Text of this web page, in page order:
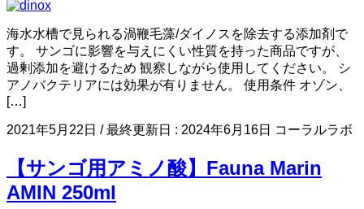
海水水槽で見られる渦鞭毛藻/ダイノスを除去する添加剤で
す。 サンゴに影響を与えにくい性質を持った商品ですが、
過剰添加を避けるため 観察しながら使用してください。 シ
アノバクテリアには効果が有りません。 使用条件 オゾン、
[…]
2021年5月22日 / 最終更新日 : 2024年6月16日 コーラルラボ
【サンゴ用アミノ酸】Fauna Marin
AMIN 250ml